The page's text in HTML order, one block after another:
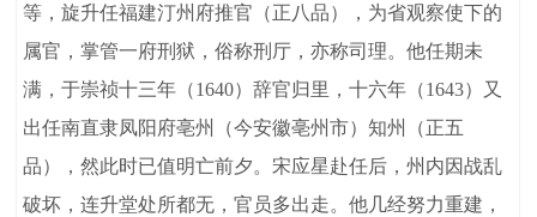
等，旋升任福建汀州府推官（正八品），为省观察使下的
属官，掌管一府刑狱，俗称刑厅，亦称司理。他任期未
满，于崇祯十三年（1640）辞官归里，十六年（1643）又
出任南直隶凤阳府亳州（今安徽亳州市）知州（正五
品），然此时已值明亡前夕。宋应星赴任后，州内因战乱
破坏，连升堂处所都无，官员多出走。他几经努力重建，